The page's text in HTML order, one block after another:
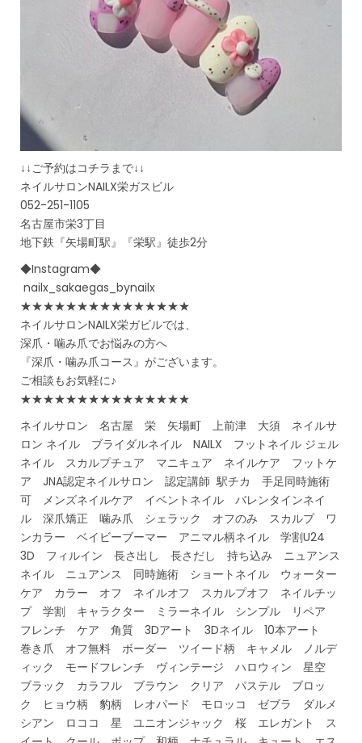
↓↓ご予約はコチラまで↓↓
ネイルサロンNAILX栄ガスビル
052-251-1105
名古屋市栄3丁目
地下鉄『矢場町駅』『栄駅』徒歩2分
◆Instagram◆
nailx_sakaegas_bynailx
★★★★★★★★★★★★★★★
ネイルサロンNAILX栄ガビルでは、
深爪・噛み爪でお悩みの方へ
『深爪・噛み爪コース』がございます。
ご相談もお気軽に♪
★★★★★★★★★★★★★★★
ネイルサロン 名古屋 栄 矢場町 上前津 大須 ネイルサ
ロン ネイル ブライダルネイル NAILX フットネイル ジェル
ネイル スカルプチュア マニキュア ネイルケア フットケ
ア JNA認定ネイルサロン 認定講師 駅チカ 手足同時施術
可 メンズネイルケア イベントネイル バレンタインネイ
ル 深爪矯正 噛み爪 シェラック オフのみ スカルプ ワ
ンカラー ベイビーブーマー アニマル柄ネイル 学割U24
3D フィルイン 長さ出し 長さだし 持ち込み ニュアンス
ネイル ニュアンス 同時施術 ショートネイル ウォーター
ケア カラー オフ ネイルオフ スカルプオフ ネイルチッ
プ 学割 キャラクター ミラーネイル シンプル リペア
フレンチ ケア 角質 3Dアート 3Dネイル 10本アート
巻き爪 オフ無料 ボーダー ツイード柄 キャメル ノルデ
ィック モードフレンチ ヴィンテージ ハロウィン 星空
ブラック カラフル ブラウン クリア パステル ブロッ
ク ヒョウ柄 豹柄 レオパード モロッコ ゼブラ ダルメ
シアン ロココ 星 ユニオンジャック 桜 エレガント ス